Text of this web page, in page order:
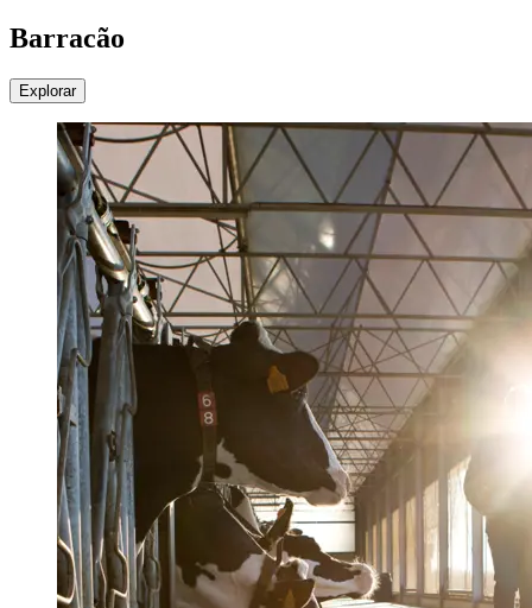
Barracão
Explorar